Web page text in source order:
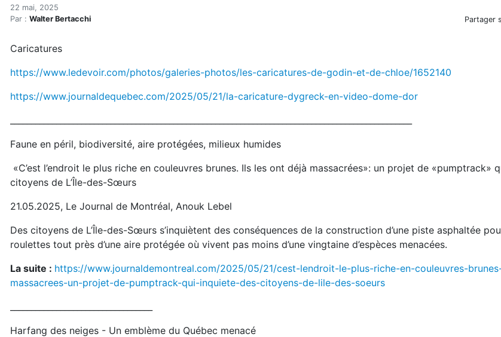
Accueil
Articles
Revue de presse environnementale du 22 mai
Revue de presse environnementale du 22 mai
22 mai, 2025
Par : Walter Bertacchi Partager
Caricatures
https://www.ledevoir.com/photos/galeries-photos/les-caricatures-de-godin-et-de-chloe/1652140
https://www.journaldequebec.com/2025/05/21/la-caricature-dygreck-en-video-dome-dor
Faune en péril, biodiversité, aire protégées, milieux humides
«C’est l’endroit le plus riche en couleuvres brunes. Ils les ont déjà massacrées»: un projet de «pumptrack»
citoyens de L’Île-des-Sœurs
21.05.2025, Le Journal de Montréal, Anouk Lebel
Des citoyens de L’Île-des-Sœurs s’inquiètent des conséquences de la construction d’une piste asphaltée
roulettes tout près d’une aire protégée où vivent pas moins d’une vingtaine d’espèces menacées.
La suite : https://www.journaldemontreal.com/2025/05/21/cest-lendroit-le-plus-riche-en-couleuvres-
massacrees-un-projet-de-pumptrack-qui-inquiete-des-citoyens-de-lile-des-soeurs
Harfang des neiges - Un emblème du Québec menacé